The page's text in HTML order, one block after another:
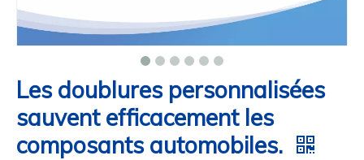
Les doublures personnalisées
sauvent efficacement les
composants automobiles.